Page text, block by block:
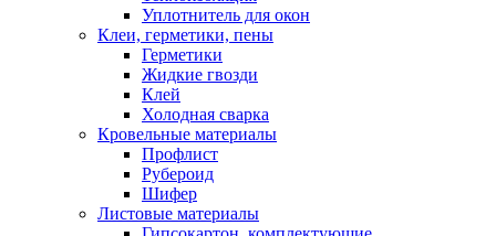
Уплотнитель для окон
Клеи, герметики, пены
Герметики
Жидкие гвозди
Клей
Холодная сварка
Кровельные материалы
Профлист
Рубероид
Шифер
Листовые материалы